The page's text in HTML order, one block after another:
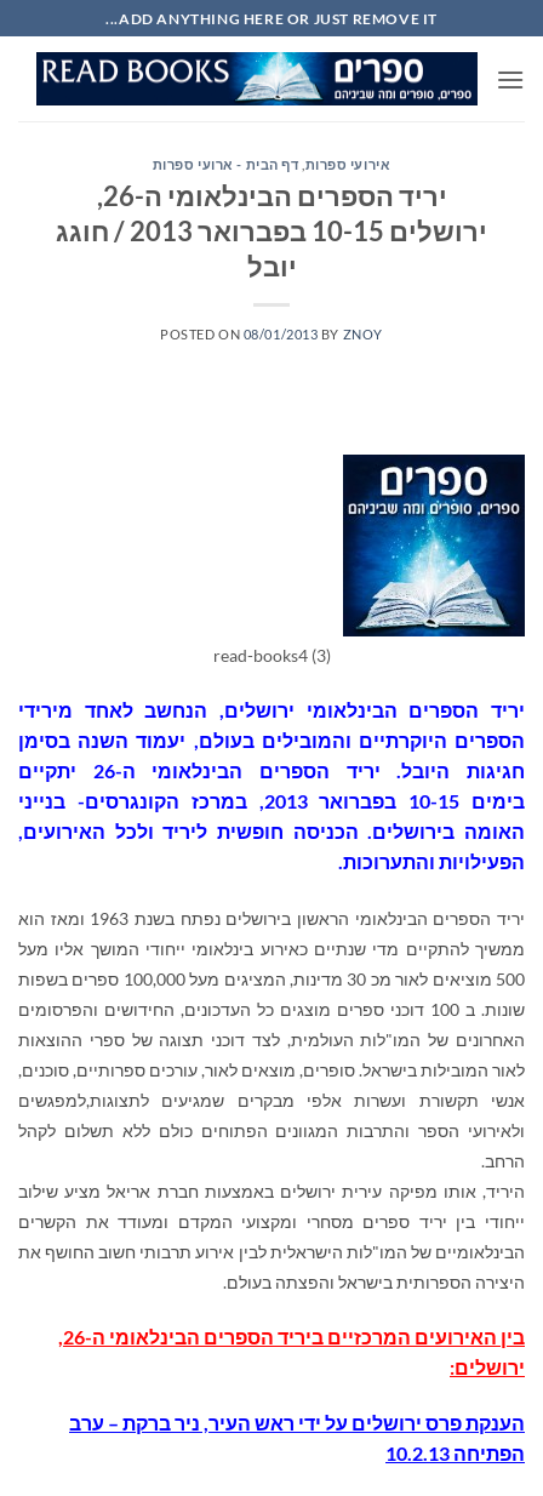
to
content
ADD ANYTHING HERE OR JUST REMOVE IT...
אירועי ספרות דף הבית - ארועי ספרות
יריד הספרים הבינלאומי ה-26,
ירושלים 10-15 בפברואר 2013 / חוגג
יובל
POSTED ON 08/01/2013 BY ZNOY
read-books4 (3)
יריד הספרים הבינלאומי ירושלים, הנחשב לאחד מירידי
הספרים היוקרתיים והמובילים בעולם, יעמוד השנה בסימן
חגיגות היובל.
יריד הספרים הבינלאומי ה-26 יתקיים
בימים 10-15 בפברואר 2013, ב
מרכז הקונגרסים- בנייני
האומה בירושלים. הכניסה חופשית ליריד ולכל האירועים,
הפעילויות והתערוכות.
יריד הספרים הבינלאומי הראשון בירושלים נפתח בשנת 1963 ומאז הוא
ממשיך להתקיים מדי שנתיים כאירוע בינלאומי ייחודי המושך אליו מעל
500 מוציאים לאור מכ 30 מדינות, המציגים מעל 100,000 ספרים בשפות
שונות. ב 100 דוכני ספרים מוצגים כל העדכונים, החידושים והפרסומים
האחרונים של המו"לות העולמית, לצד דוכני תצוגה של ספרי ההוצאות
לאור המובילות בישראל. סופרים, מוצאים לאור, עורכים ספרותיים, סוכנים,
אנשי תקשורת ועשרות אלפי מבקרים שמגיעים לתצוגות,למפגשים
ולאירועי הספר והתרבות המגוונים הפתוחים כולם ללא תשלום לקהל
הרחב.
היריד, אותו מפיקה עירית ירושלים באמצעות חברת אריאל מציע שילוב
ייחודי בין יריד ספרים מסחרי ומקצועי המקדם ומעודד את הקשרים
הבינלאומיים של המו"לות הישראלית לבין אירוע תרבותי חשוב החושף את
היצירה הספרותית בישראל והפצתה בעולם.
ירושלים:
הענקת פרס ירושלים על ידי ראש העיר, ניר ברקת – ערב
הפתיחה 10.2.13